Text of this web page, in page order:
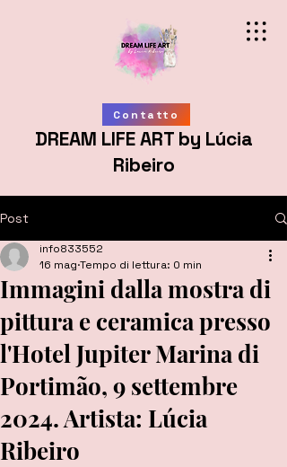
Contatto
DREAM LIFE ART by Lúcia
Ribeiro
Post
Immagini dalla mostra di
pittura e ceramica presso
l'Hotel Jupiter Marina di
Portimão, 9 settembre
2024. Artista: Lúcia
Ribeiro
info833552
16 mag Tempo di lettura: 0 min